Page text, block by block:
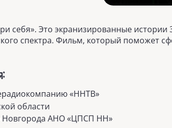
себя». Это экранизированные
спектра. Фильм, который поможет
«ННТВ»
области
Новгорода АНО «ЦПСП НН»